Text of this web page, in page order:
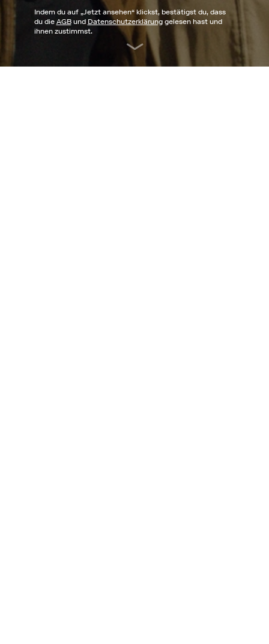
Indem du auf „Jetzt ansehen“ klickst, bestätigst du, dass
du die AGBund Datenschutzerklärunggelesen hast und
ihnen zustimmst.